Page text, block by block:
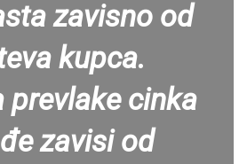
zavisno od
kupca.
prevlake cinka
zavisi od